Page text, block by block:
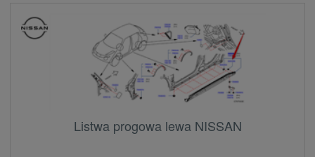
Listwa progowa lewa NISSAN